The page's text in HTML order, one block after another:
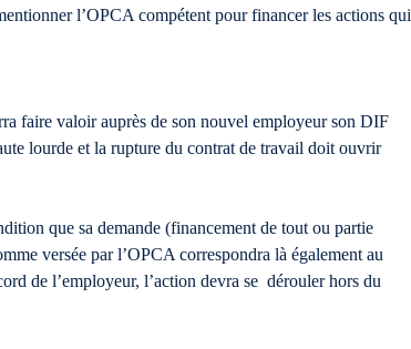
l’OPCA compétent pour financer les actions qui
faire valoir auprès de son nouvel employeur son DIF
lourde et la rupture du contrat de travail doit ouvrir
que sa demande (financement de tout ou partie
versée par l’OPCA correspondra là également au
de l’employeur, l’action devra se dérouler hors du